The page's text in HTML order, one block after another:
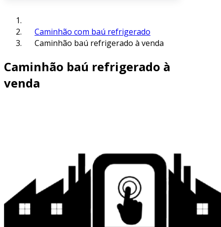
Caminhão com baú refrigerado
Caminhão baú refrigerado à venda
Caminhão baú refrigerado à
venda